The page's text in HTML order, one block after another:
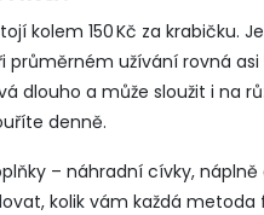
kolem 150 Kč za krabičku.
průměrném užívání rovná
dlouho a může sloužit i na
denně.
– náhradní cívky,
kolik vám každá metoda